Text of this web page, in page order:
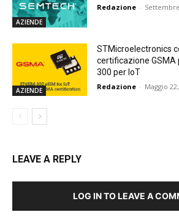
AZIENDE
Redazione -
AZIENDE
STMicroelectronics
certificazione GSMA
300 per IoT
Redazione - Maggio
LEAVE A REPLY
LOG IN TO LEAVE A